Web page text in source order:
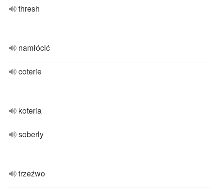
thresh
namłócić
coterie
koteria
soberly
trzeźwo